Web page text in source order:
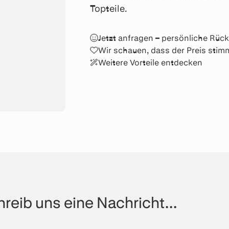
Topteile.
Jetzt anfragen – persönliche
Wir schauen, dass der Preis
Weitere Vorteile entdecken
uns eine Nachricht...